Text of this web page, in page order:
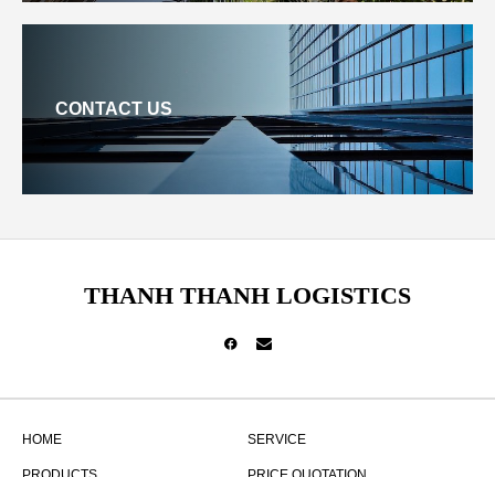
CONTACT US
THANH THANH LOGISTICS
HOME SERVICE